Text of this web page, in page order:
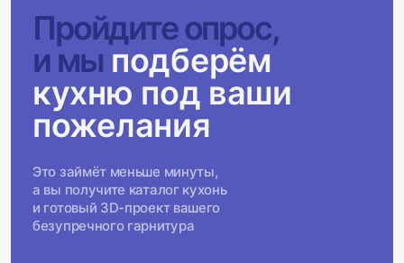
Пройдите опрос,
и мы подберём
кухню под ваши
пожелания
Это займёт меньше минуты,
а вы получите каталог кухонь
и готовый 3D-проект вашего
безупречного гарнитура